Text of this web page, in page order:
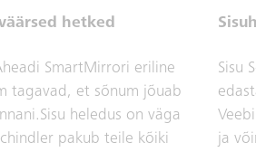
hetked
SmartMirrori eriline
tagavad, et sõnum jõuab
heledus on väga
pakub teile kõiki
Sisu
ja